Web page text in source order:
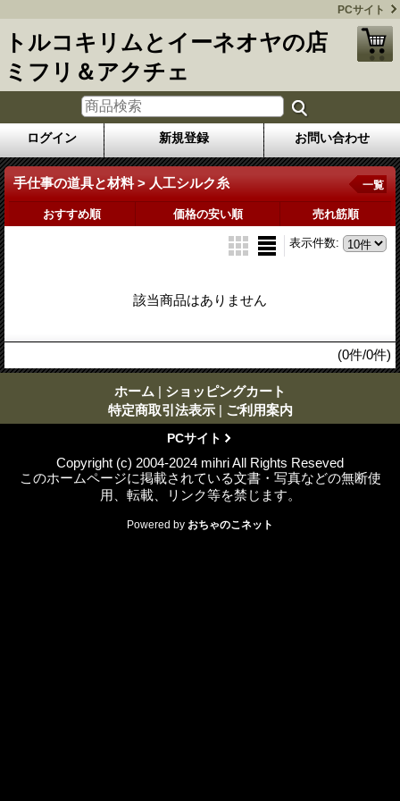
PCサイト
トルコキリムとイーネオヤの店
ミフリ＆アクチェ
ログイン 新規登録 お問い合わせ
手仕事の道具と材料 > 人工シルク糸 一覧
おすすめ順 価格の安い順 売れ筋順
表示件数:
該当商品はありません
(0件/0件)
ホーム | ショッピングカート
特定商取引法表示 | ご利用案内
PCサイト
Copyright (c) 2004-2024 mihri All Rights Reseved
このホームページに掲載されている文書・写真などの無断使
用、転載、リンク等を禁じます。
Powered by おちゃのこネット